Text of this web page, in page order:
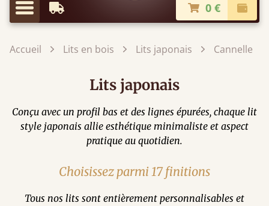
Menu
Livraison à partir de 0 €
Accueil Lits en bois Lits japonais Cannelle
Lits japonais
Conçu avec un profil bas et des lignes épurées, chaque lit
style japonais allie esthétique minimaliste et aspect
pratique au quotidien.
Choisissez parmi 17 finitions
Tous nos lits sont entièrement personnalisables et